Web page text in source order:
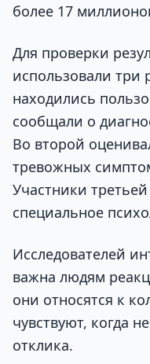
более 17
Для проверки
использовали три
находились
сообщали о
Во второй
тревожных
Участники
специальное
Исследователей
важна людям
они относятся к
чувствуют, когда
отклика.